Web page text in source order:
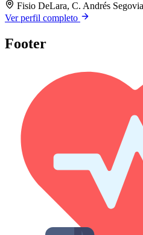
Fisio DeLara, C. Andrés
Ver perfil completo
Footer